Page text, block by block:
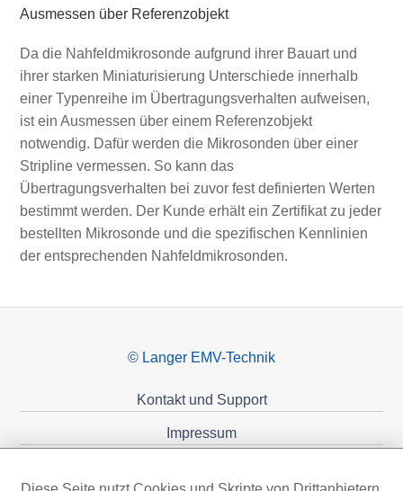
Ausmessen über Referenzobjekt
Da die Nahfeldmikrosonde aufgrund ihrer Bauart und
ihrer starken Miniaturisierung Unterschiede innerhalb
einer Typenreihe im Übertragungsverhalten aufweisen,
ist ein Ausmessen über einem Referenzobjekt
notwendig. Dafür werden die Mikrosonden über einer
Stripline vermessen. So kann das
Übertragungsverhalten bei zuvor fest definierten Werten
bestimmt werden. Der Kunde erhält ein Zertifikat zu jeder
bestellten Mikrosonde und die spezifischen Kennlinien
der entsprechenden Nahfeldmikrosonden.
© Langer EMV-Technik
Kontakt und Support
Impressum